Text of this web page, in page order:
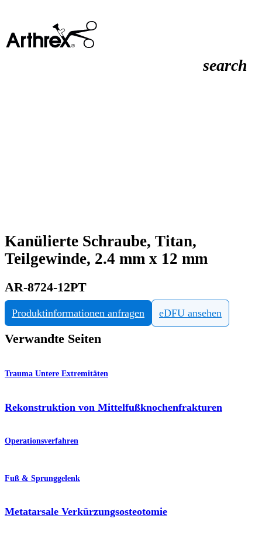
search
Kanülierte Schraube, Titan,
Teilgewinde, 2.4 mm x 12 mm
AR-8724-12PT
Produktinformationen anfragen eDFU ansehen
Verwandte Seiten
Trauma Untere Extremitäten
Rekonstruktion von Mittelfußknochenfrakturen
Operationsverfahren
Fuß & Sprunggelenk
Metatarsale Verkürzungsosteotomie